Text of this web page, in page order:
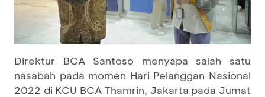
Direktur BCA Santoso menyapa salah satu
nasabah pada momen Hari Pelanggan Nasional
2022 di KCU BCA Thamrin, Jakarta pada Jumat